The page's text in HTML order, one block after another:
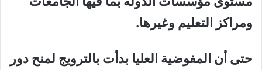
ومراكز
التعليم وغيرها.
حتى أن المفوضية العليا بدأت بالترويج لمنح دور